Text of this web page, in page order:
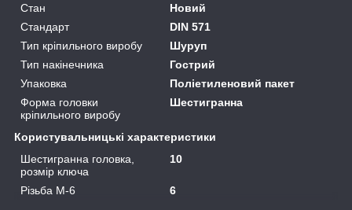
Стан
Новий
Стандарт
DIN 571
Тип кріпильного виробу
Шуруп
Тип накінечника
Гострий
Упаковка
Поліетиленовий пакет
Форма головки
кріпильного виробу
Шестигранна
Користувальницькі характеристики
Шестигранна головка,
розмір ключа
10
Різьба М-6 6